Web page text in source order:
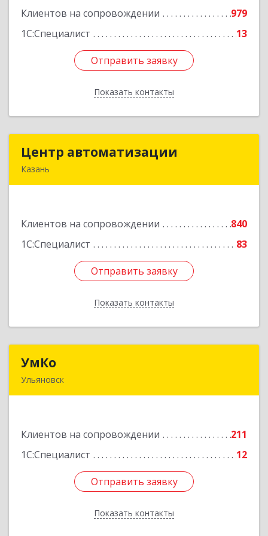
Клиентов на сопровождении
979
1С:Специалист
13
Отправить заявку
Показать контакты
Подробнее
Отправить заявку
Назад
Центр автоматизации
Казань
Клиентов на сопровождении
840
1С:Специалист
83
Отправить заявку
Показать контакты
Центр автоматизации
Подробнее
Отправить заявку
Назад
УмКо
Ульяновск
Клиентов на сопровождении
211
1С:Специалист
12
Отправить заявку
Показать контакты
Подробнее
Отправить заявку
Назад